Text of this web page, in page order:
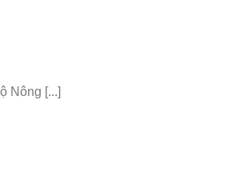
Nông [...]